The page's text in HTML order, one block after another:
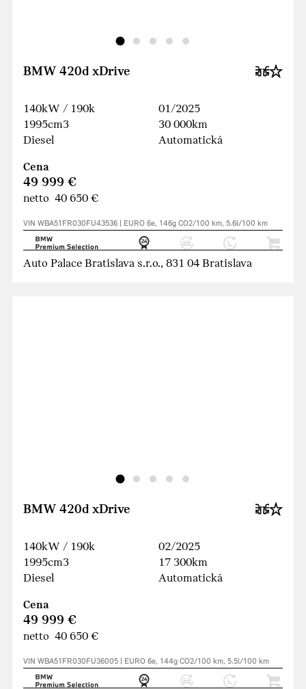
BMW 420d xDrive
140kW / 190k
1995cm3
Diesel
01/2025
30 000km
Automatická
Cena
49 999 €
netto 40 650 €
VIN WBA51FR030FU43536 | EURO 6e, 146g CO2/100 km, 5.6l/100 km
Auto Palace Bratislava s.r.o., 831 04 Bratislava
BMW 420d xDrive
140kW / 190k
1995cm3
Diesel
02/2025
17 300km
Automatická
Cena
49 999 €
netto 40 650 €
VIN WBA51FR030FU36005 | EURO 6e, 144g CO2/100 km, 5.5l/100 km